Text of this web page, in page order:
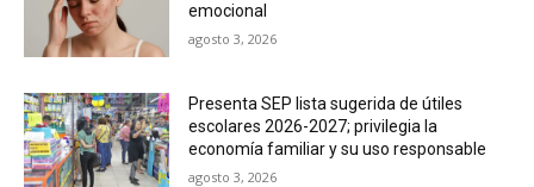
emocional
agosto 3, 2026
Presenta SEP lista sugerida de útiles
escolares 2026-2027; privilegia la
economía familiar y su uso responsable
agosto 3, 2026